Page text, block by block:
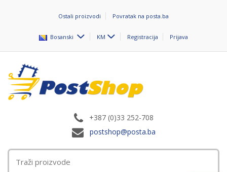
Ostali proizvodi Povratak na posta.ba
Bosanski KM Registracija Prijava
+387 (0)33 252-708
postshop@posta.ba